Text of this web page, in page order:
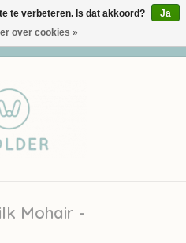
Mohair -
te verbeteren. Is dat akkoord?
Ja
over cookies »